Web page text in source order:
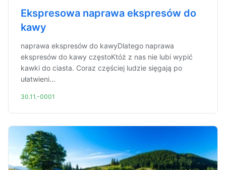
Ekspresowa naprawa ekspresów do
kawy
naprawa ekspresów do kawyDlatego naprawa
ekspresów do kawy częstoKtóż z nas nie lubi wypić
kawki do ciasta. Coraz częściej ludzie sięgają po
ułatwieni...
30.11.-0001